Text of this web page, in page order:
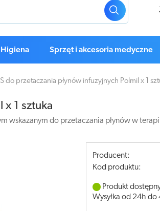
Higiena Sprzęt i akcesoria medyczne
do przetaczania płynów infuzyjnych Polmil x 1
x 1 sztuka
wskazanym do przetaczania płynów w
Producent:
Kod produktu:
Produkt
Wysyłka od 24h do